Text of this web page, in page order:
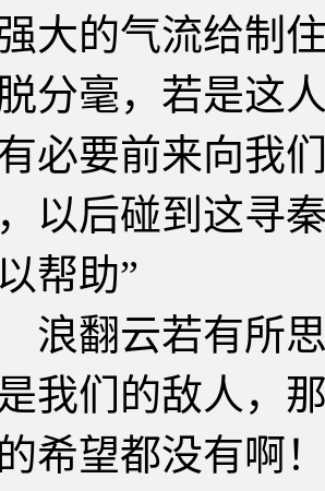
大的气流给制
分毫，若是这
必要前来向我
以后碰到这寻
帮助”
翻云若有所思
我们的敌人，
希望都没有啊